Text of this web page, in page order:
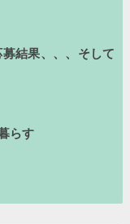
募結果、、、そして
らす